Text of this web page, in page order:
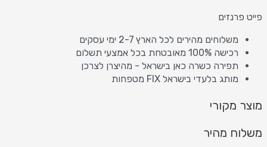
פייט פרנזים
משלוחים מהירים לכל הארץ 2-7 ימי עסקים
רכישה 100% מאובטחת בכל אמצעי תשלום
תפירה כשרה כאן בישראל - מהיצרן לצרכן
מותג בלעדי בישראל FIX מטפחות
מוצר מקורי
משלוח מהיר